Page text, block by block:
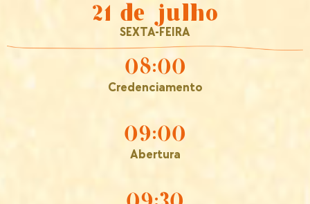
21 de julho
SEXTA-FEIRA
08:00
Credenciamento
09:00
Abertura